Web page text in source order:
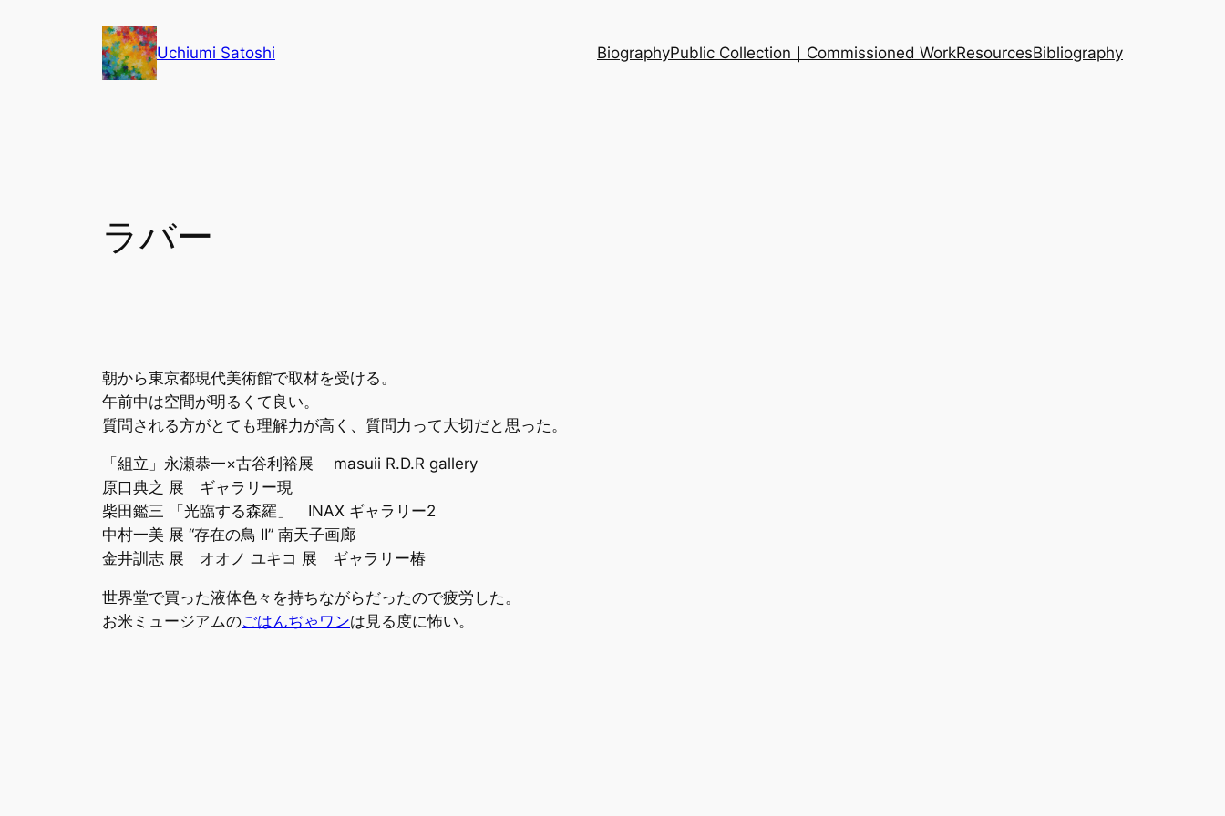
Uchiumi Satoshi BiographyPublic Collection｜Commissioned WorkResourcesBibliography
ラバー
朝から東京都現代美術館で取材を受ける。
午前中は空間が明るくて良い。
質問される方がとても理解力が高く、質問力って大切だと思った。
「組立」永瀬恭一×古谷利裕展 masuii R.D.R gallery
原口典之 展 ギャラリー現
柴田鑑三 「光臨する森羅」 INAX ギャラリー2
中村一美 展 “存在の鳥 II” 南天子画廊
金井訓志 展 オオノ ユキコ 展 ギャラリー椿
世界堂で買った液体色々を持ちながらだったので疲労した。
お米ミュージアムのごはんぢゃワンは見る度に怖い。